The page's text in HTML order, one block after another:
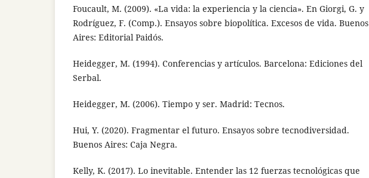
Foucault, M. (2009). «La vida: la experiencia y la ciencia». En Giorgi, G. y
Rodríguez, F. (Comp.). Ensayos sobre biopolítica. Excesos de vida. Buenos
Aires: Editorial Paidós.
Heidegger, M. (1994). Conferencias y artículos. Barcelona: Ediciones del
Serbal.
Heidegger, M. (2006). Tiempo y ser. Madrid: Tecnos.
Hui, Y. (2020). Fragmentar el futuro. Ensayos sobre tecnodiversidad.
Buenos Aires: Caja Negra.
Kelly, K. (2017). Lo inevitable. Entender las 12 fuerzas tecnológicas que